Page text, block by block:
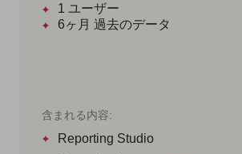
1 ユーザー
6ヶ月 過去のデータ
含まれる内容:
Reporting Studio